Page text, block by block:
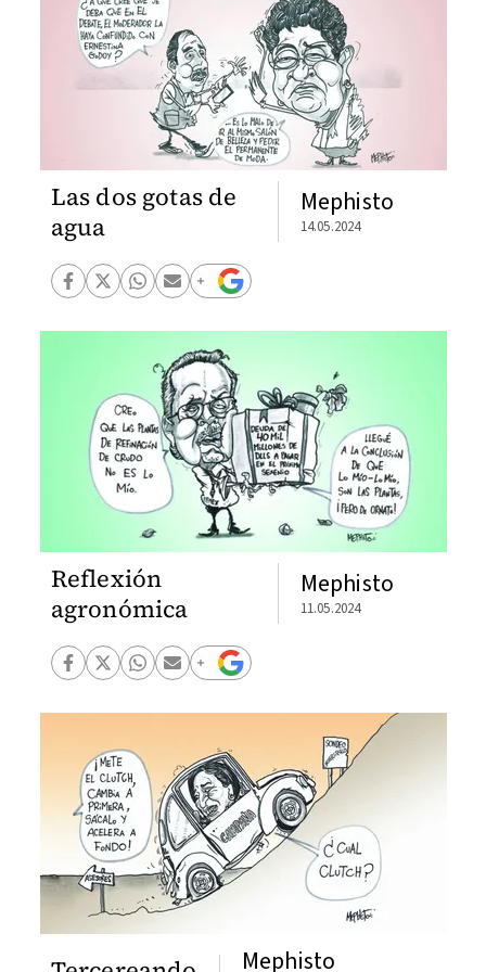
Las dos gotas de
agua
Mephisto
14.05.2024
Reflexión
agronómica
Mephisto
11.05.2024
Mephisto